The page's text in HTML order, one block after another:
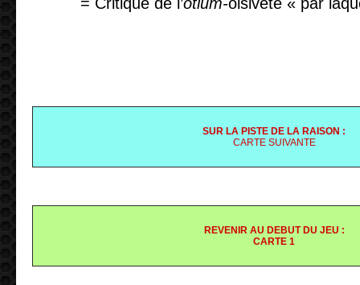
SUR LA PISTE DE LA RAISON :
CARTE SUIVANTE
REVENIR AU DEBUT DU JEU :
CARTE 1